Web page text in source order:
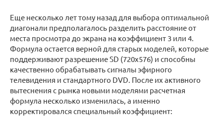
Еще несколько лет тому назад для выбора оптимальной
диагонали предполагалось разделить расстояние от
места просмотра до экрана на коэффициент 3 или 4.
Формула остается верной для старых моделей, которые
поддерживают разрешение SD (720х576) и способны
качественно обрабатывать сигналы эфирного
телевидения и стандартного DVD. После их активного
вытеснения с рынка новыми моделями расчетная
формула несколько изменилась, а именно
корректировался специальный коэффициент: